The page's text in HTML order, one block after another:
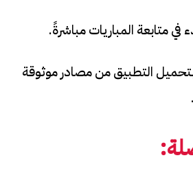
في متابعة المباريات مباشرةً.
التطبيق من مصادر موثوقة